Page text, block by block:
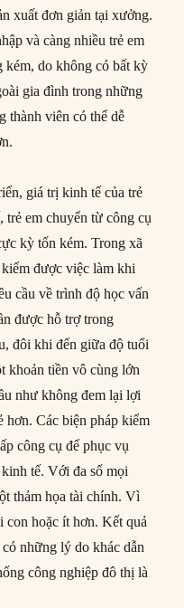
xuất đơn giản tại xưởng.
và càng nhiều trẻ em
kém, do không có bất kỳ
gia đình trong những
thành viên có thể dễ
giá trị kinh tế của trẻ
trẻ em chuyển từ công cụ
kỳ tốn kém. Trong xã
được việc làm khi
cầu về trình độ học vấn
được hỗ trợ trong
đôi khi đến giữa độ tuổi
khoản tiền vô cùng lớn
như không đem lại lợi
hơn. Các biện pháp kiểm
công cụ để phục vụ
tế. Với đa số mọi
thảm họa tài chính. Vì
con hoặc ít hơn. Kết quả
những lý do khác dẫn
công nghiệp đô thị là